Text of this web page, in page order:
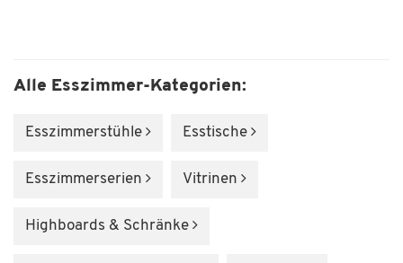
Alle Esszimmer-Kategorien:
Esszimmer­stühle Esstische
Esszimmer­serien Vitrinen
Highboards & Schränke